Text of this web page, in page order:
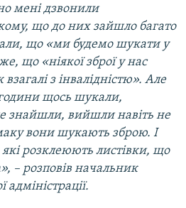
мені дзвонили
що до них зайшло багато
що «ми будемо шукати у
що «ніякої зброї у нас
з інвалідністю». Але
щось шукали,
знайшли, вийшли навіть не
вони шукають зброю. І
розклеюють листівки, що
– розповів начальник
адміністрації.